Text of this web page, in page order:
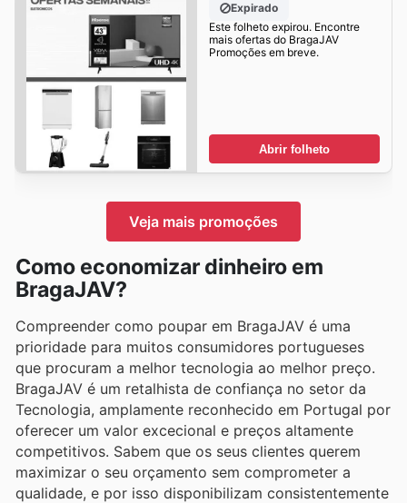
Expirado
Este folheto expirou. Encontre
mais ofertas do BragaJAV
Promoções em breve.
Abrir folheto
Veja mais promoções
Como economizar dinheiro em
BragaJAV?
Compreender como poupar em BragaJAV é uma
prioridade para muitos consumidores portugueses
que procuram a melhor tecnologia ao melhor preço.
BragaJAV é um retalhista de confiança no setor da
Tecnologia, amplamente reconhecido em Portugal por
oferecer um valor excecional e preços altamente
competitivos. Sabem que os seus clientes querem
maximizar o seu orçamento sem comprometer a
qualidade, e por isso disponibilizam consistentemente